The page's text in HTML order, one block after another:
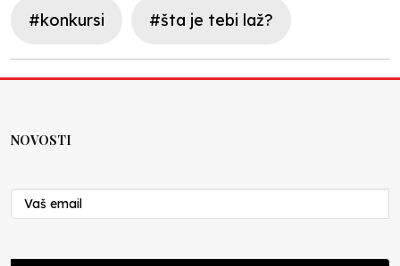
#konkursi #šta je tebi laž?
NOVOSTI